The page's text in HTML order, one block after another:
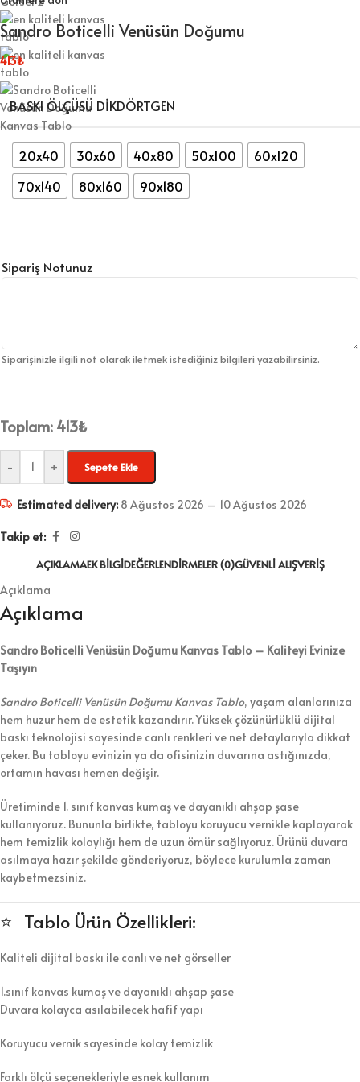
Sandro Boticelli Venüsün Doğumu
413₺
BASKI ÖLÇÜSÜ DİKDÖRTGEN
20x40 30x60 40x80 50x100
60x120
70x140
80x160 90x180
Sipariş Notunuz
Siparişinizle ilgili not olarak iletmek istediğiniz bilgileri yazabilirsiniz.
Toplam: 413₺
- + Sepete Ekle
Estimated delivery: 8 Ağustos 2026 – 10 Ağustos 2026
Takip et:
AÇIKLAMAEK BILGIDEĞERLENDIRMELER (0)GÜVENLI ALIŞVERIŞ
Açıklama
Açıklama
Sandro Boticelli Venüsün Doğumu Kanvas Tablo – Kaliteyi Evinize
Taşıyın
Sandro Boticelli Venüsün Doğumu Kanvas Tablo, yaşam alanlarınıza
hem huzur hem de estetik kazandırır. Yüksek çözünürlüklü dijital
baskı teknolojisi sayesinde canlı renkleri ve net detaylarıyla dikkat
çeker. Bu tabloyu evinizin ya da ofisinizin duvarına astığınızda,
ortamın havası hemen değişir.
Üretiminde 1. sınıf kanvas kumaş ve dayanıklı ahşap şase
kullanıyoruz. Bununla birlikte, tabloyu koruyucu vernikle kaplayarak
hem temizlik kolaylığı hem de uzun ömür sağlıyoruz. Ürünü duvara
asılmaya hazır şekilde gönderiyoruz, böylece kurulumla zaman
kaybetmezsiniz.
⭐ Tablo Ürün Özellikleri:
Kaliteli dijital baskı ile canlı ve net görseller
1.sınıf kanvas kumaş ve dayanıklı ahşap şase
Duvara kolayca asılabilecek hafif yapı
Koruyucu vernik sayesinde kolay temizlik
Farklı ölçü seçenekleriyle esnek kullanım